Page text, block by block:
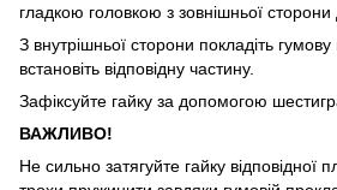
гладкою головкою з зовнішньої сторони
З внутрішньої сторони покладіть
встановіть відповідну частину.
Зафіксуйте гайку за допомогою
ВАЖЛИВО!
Не сильно затягуйте гайку відповідної